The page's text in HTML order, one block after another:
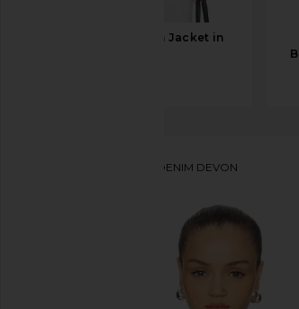
FRAME The Palm Jacket in
CHAQUETA DENIM DEVON
favoritoPISTOLA Devon Relaxed